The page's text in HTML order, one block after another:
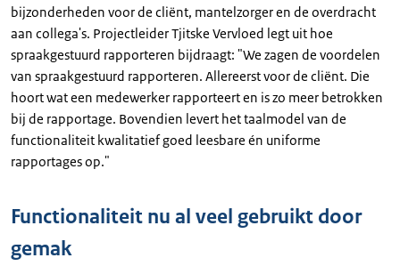
bijzonderheden voor de cliënt, mantelzorger en de overdracht
aan collega's. Projectleider Tjitske Vervloed legt uit hoe
spraakgestuurd rapporteren bijdraagt: "We zagen de voordelen
van spraakgestuurd rapporteren. Allereerst voor de cliënt. Die
hoort wat een medewerker rapporteert en is zo meer betrokken
bij de rapportage. Bovendien levert het taalmodel van de
functionaliteit kwalitatief goed leesbare én uniforme
rapportages op."
Functionaliteit nu al veel gebruikt door
gemak